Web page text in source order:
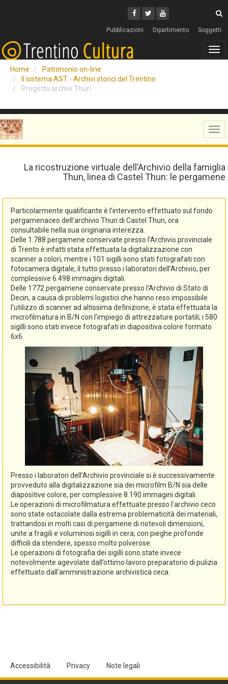
Facebook
Twitter
Youtube
Pubblicazioni Dipartimento Soggetti
Home
Patrimonio on-line
Il sistema AST - Archivi storici del Trentino
Progetto archivi Thun
La ricostruzione virtuale dell’Archivio della famiglia
Thun, linea di Castel Thun: le pergamene
Particolarmente qualificante è l’intervento effettuato sul fondo
pergamenaceo dell’archivio Thun di Castel Thun, ora
consultabile nella sua originaria interezza.
Delle 1.788 pergamene conservate presso l’Archivio provinciale
di Trento è infatti stata effettuata la digitalizzazione con
scanner a colori, mentre i 101 sigilli sono stati fotografati con
fotocamera digitale, il tutto presso i laboratori dell’Archivio, per
complessive 6.498 immagini digitali.
Delle 1772 pergamene conservate presso l’Archivio di Stato di
Decin, a causa di problemi logistici che hanno reso impossibile
l’utilizzo di scanner ad altissima definizione, è stata effettuata la
microfilmatura in B/N con l’impiego di attrezzature portatili; i 580
sigilli sono stati invece fotografati in diapositiva colore formato
6x6.
Presso i laboratori dell’Archivio provinciale si è successivamente
provveduto alla digitalizzazione sia dei microfilm B/N sia delle
diapositive colore, per complessive 8.190 immagini digitali.
Le operazioni di microfilmatura effettuate presso l’archivio ceco
sono state ostacolate dalla estrema problematicità dei materiali,
trattandosi in molti casi di pergamene di notevoli dimensioni,
unite a fragili e voluminosi sigilli in cera, con pieghe profonde
difficili da stendere, spesso molto polverose.
Le operazioni di fotografia dei sigilli sono state invece
notevolmente agevolate dall’ottimo lavoro preparatorio di pulizia
effettuato dall’amministrazione archivistica ceca.
Accessibilità Privacy Note legali